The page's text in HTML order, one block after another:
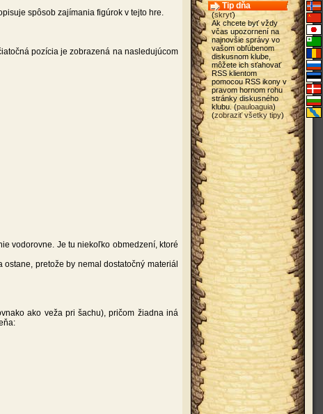
spôsob zajímania figúrok v tejto hre.
pozícia je zobrazená na nasledujúcom
vodorovne. Je tu niekoľko obmedzení, ktoré
pretože by nemal dostatočný materiál
ako veža pri šachu), pričom žiadna iná
Tip dňa
(skryť)
Ak chcete byť vždy
včas upozornení na
najnovšie správy vo
vašom obľúbenom
diskusnom klube,
môžete ich sťahovať
RSS klientom
pomocou RSS ikony v
pravom hornom rohu
stránky diskusného
klubu. (pauloaguia)
(zobraziť všetky tipy)